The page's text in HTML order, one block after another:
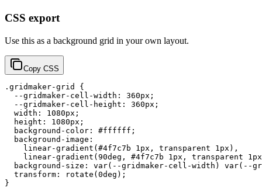
CSS export
Use this as a background grid in your own layout.
Copy CSS
.gridmaker-grid {
  --gridmaker-cell-width: 360px;
  --gridmaker-cell-height: 360px;
  width: 1080px;
  height: 1080px;
  background-color: #ffffff;
  background-image:
    linear-gradient(#4f7c7b 1px, transparent 1px),
linear-gradient(90deg, #4f7c7b 1px, transparent
background-size: var(--gridmaker-cell-width) var(--
  transform: rotate(0deg);
}